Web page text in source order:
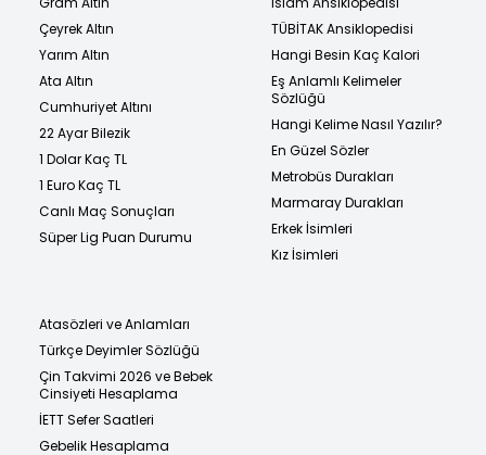
Çeyrek Altın
Yarım Altın
Ata Altın
Cumhuriyet Altını
22 Ayar Bilezik
1 Dolar Kaç TL
1 Euro Kaç TL
Canlı Maç Sonuçları
Süper Lig Puan Durumu
TÜBİTAK Ansiklopedisi
Hangi Besin Kaç Kalori
Eş Anlamlı Kelimeler
Sözlüğü
Hangi Kelime Nasıl Yazılır?
En Güzel Sözler
Metrobüs Durakları
Marmaray Durakları
Erkek İsimleri
Kız İsimleri
Atasözleri ve Anlamları
Türkçe Deyimler Sözlüğü
Çin Takvimi 2026 ve Bebek
Cinsiyeti Hesaplama
İETT Sefer Saatleri
Gebelik Hesaplama